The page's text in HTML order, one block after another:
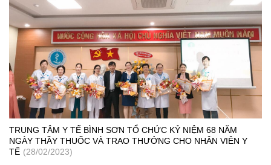
TRUNG TÂM Y TẾ BÌNH SƠN TỔ CHỨC KỶ NIỆM 68 NĂM
NGÀY THẦY THUỐC VÀ TRAO THƯỞNG CHO NHÂN VIÊN Y
TẾ (28/02/2023)